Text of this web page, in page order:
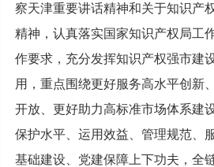
察天津重要讲话精神和关于知识产
精神，认真落实国家知识产权局工
作要求，充分发挥知识产权强市建
用，重点围绕更好服务高水平创新
开放、更好助力高标准市场体系建
保护水平、运用效益、管理规范、
基础建设、党建保障上下功夫，全